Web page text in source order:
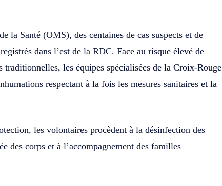
la Santé (OMS), des centaines de cas suspects et de
dans l’est de la RDC. Face au risque élevé de
traditionnelles, les équipes spécialisées de la Croix-Rouge
respectant à la fois les mesures sanitaires et la
les volontaires procèdent à la désinfection des
des corps et à l’accompagnement des familles